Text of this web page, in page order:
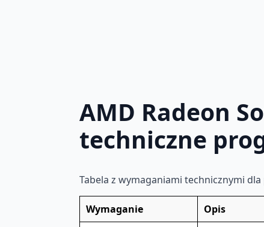
AMD Radeon
techniczne
Tabela z wymaganiami technicznymi
Wymaganie
Opis